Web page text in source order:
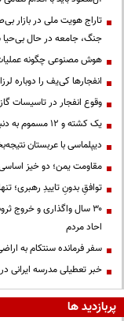
تاراج هویت ملی در بازار
جنگ، جامعه در حال
هوش مصنوعی چگونه عملیات
انفجارها کی‌یف را دوباره
وقوع انفجار در تاسیسات
یک کشته و ۱۲ مسموم به دنبال مصرف مشروبات الکلی در نیشابور
دیپلماسی با عربستان
مقاومت یمن؛ دو خیز
توافقِ بدونِ تاییدِ رهبری؛
۳۰ سال واگذاری و خروج
احاد مردم
سفر فرمانده سنتکام به
خبر تعطیلی مدرسه ایرانی
پربازدید ها